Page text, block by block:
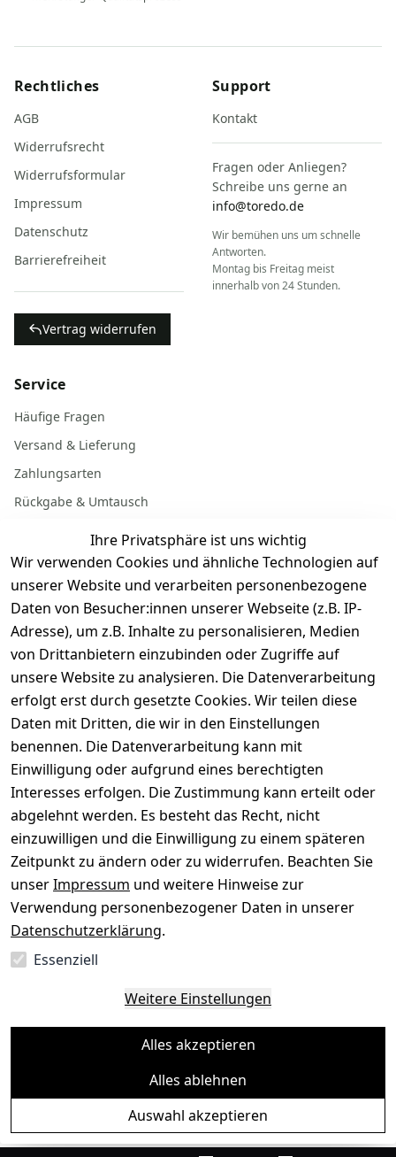
Ihre Privatsphäre ist uns wichtig
Wir verwenden Cookies und ähnliche Technologien auf
unserer Website und verarbeiten personenbezogene
Daten von Besucher:innen unserer Webseite (z.B. IP-
Adresse), um z.B. Inhalte zu personalisieren, Medien
von Drittanbietern einzubinden oder Zugriffe auf
unsere Website zu analysieren. Die Datenverarbeitung
erfolgt erst durch gesetzte Cookies. Wir teilen diese
Daten mit Dritten, die wir in den Einstellungen
benennen. Die Datenverarbeitung kann mit
Einwilligung oder aufgrund eines berechtigten
Interesses erfolgen. Die Zustimmung kann erteilt oder
abgelehnt werden. Es besteht das Recht, nicht
einzuwilligen und die Einwilligung zu einem späteren
Zeitpunkt zu ändern oder zu widerrufen. Beachten Sie
unserImpressum und weitere Hinweise zur
Verwendung personenbezogener Daten in unserer
Datenschutzerklärung.
Essenziell
Weitere Einstellungen
Alles akzeptieren
Alles ablehnen
Auswahl akzeptieren
Rechtliches
AGB
Widerrufsrecht
Widerrufsformular
Impressum
Datenschutz
Barrierefreiheit
Vertrag widerrufen
Support
Kontakt
Fragen oder Anliegen?
Schreibe uns gerne an
info@toredo.de
Wir bemühen uns um schnelle
Antworten.
Montag bis Freitag meist
innerhalb von 24 Stunden.
Service
Häufige Fragen
Versand & Lieferung
Zahlungsarten
Rückgabe & Umtausch
Batterieentsorgung
Gerät verkaufen
Dein altes Gerät ist bares Geld wert. Festpreis in
wenigen Minuten, kostenfrei einsenden, Auszahlung
aufs Konto.
Gerät verkaufen
Sichere Zahlungsarten
SEPA Bank
Sicherheit
Deine Daten. Sicher. Vertraulich.
Ein Baum pro Bestellung